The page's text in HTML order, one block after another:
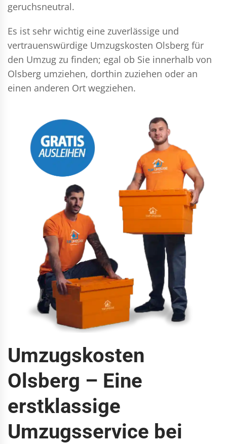
geruchsneutral.
Es ist sehr wichtig eine zuverlässige und
vertrauenswürdige Umzugskosten Olsberg für
den Umzug zu finden; egal ob Sie innerhalb von
Olsberg umziehen, dorthin zuziehen oder an
einen anderen Ort wegziehen.
Umzugskosten
Olsberg – Eine
erstklassige
Umzugsservice bei